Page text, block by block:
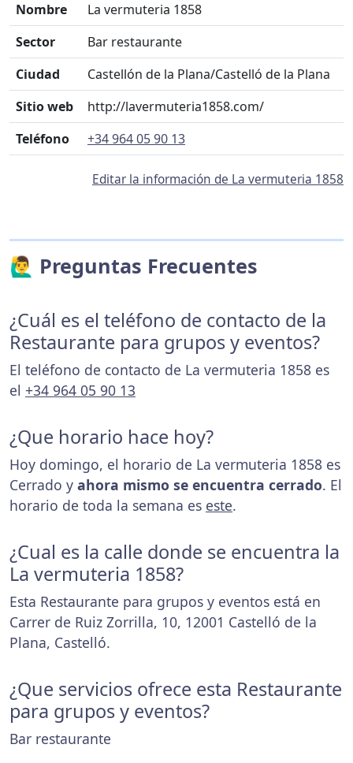
Nombre
La vermuteria 1858
Sector
Bar restaurante
Ciudad
Castellón de la Plana/Castelló de la Plana
Sitio web
http://lavermuteria1858.com/
Teléfono
+34 964 05 90 13
Editar la información de La vermuteria 1858
🙋‍♂️ Preguntas Frecuentes
¿Cuál es el teléfono de contacto de la
Restaurante para grupos y eventos?
El teléfono de contacto de La vermuteria 1858 es
el +34 964 05 90 13
¿Que horario hace hoy?
Hoy domingo, el horario de La vermuteria 1858 es
Cerrado y ahora mismo se encuentra cerrado. El
horario de toda la semana es este.
¿Cual es la calle donde se encuentra la
La vermuteria 1858?
Esta Restaurante para grupos y eventos está en
Carrer de Ruiz Zorrilla, 10, 12001 Castelló de la
Plana, Castelló.
¿Que servicios ofrece esta Restaurante
para grupos y eventos?
Bar restaurante